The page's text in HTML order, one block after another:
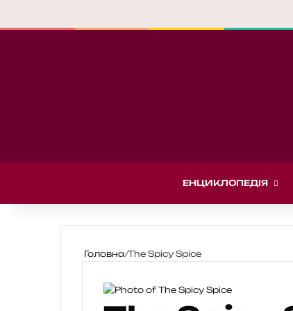
ЕНЦИКЛОПЕДІЯ
Головна/The Spicy Spice